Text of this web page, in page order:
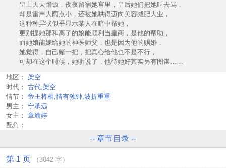
皇上天天蹭饭，夜夜留宿她宫里，皇后她们把她叫去骂，
却是雷声大雨点小，还被她哄得迈向美容减肥大业，
这种种异状似乎显示某人在暗中帮她，
更别提她那和离了的娘能顺利当皇商，是他的帮助，
而她娘能嫁给她的神医师父，也是因为他的赐婚，
她觉得，自己赌一把，把真心给他也不是不行，
可却在这个时候，她听说了，他待她好其实另有图谋……
地区： 架空
时代： 古代,架空
情节： 帝王将相,情有独钟,波折重重
男主： 宁承远
女主： 章瑜婷
配角：
-- 章节目录 --
第 1 页 （3042 字）